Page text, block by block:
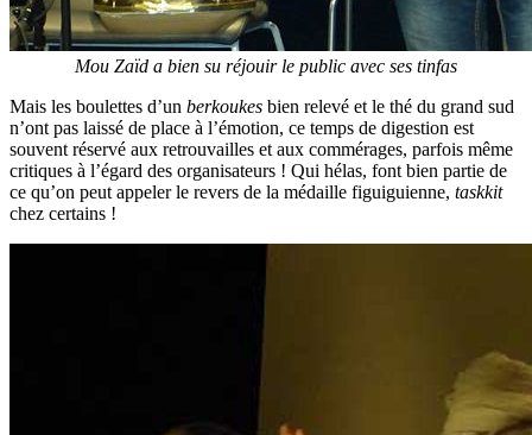
Mou Zaïd a bien su réjouir le public avec ses tinfas
Mais les boulettes d’un berkoukes bien relevé et le thé du grand sud
n’ont pas laissé de place à l’émotion, ce temps de digestion est
souvent réservé aux retrouvailles et aux commérages, parfois même
critiques à l’égard des organisateurs ! Qui hélas, font bien partie de
ce qu’on peut appeler le revers de la médaille figuiguienne, taskkit
chez certains !